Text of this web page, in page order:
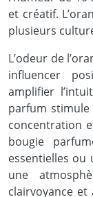
et créatif.
plusieurs
L’odeur de
influencer
amplifier
parfum stimule
concentration
bougie
essentielles ou
une
clairvoyance